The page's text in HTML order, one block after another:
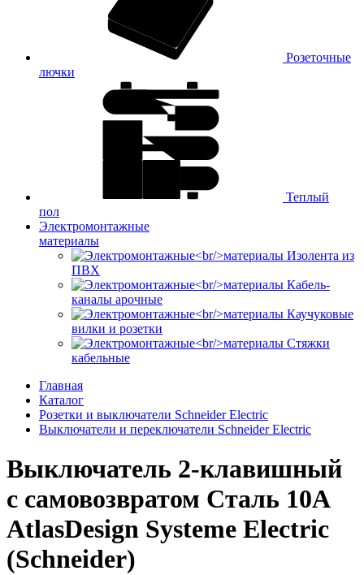
Розеточные
лючки
Теплый
пол
Электромонтажные
материалы
Изолента из
ПВХ
Кабель-
каналы арочные
Каучуковые
вилки и розетки
Стяжки
кабельные
Главная
Каталог
Розетки и выключатели Schneider Electric
Выключатели и переключатели Schneider Electric
Выключатель 2-клавишный
с самовозвратом Сталь 10А
AtlasDesign Systeme Electric
(Schneider)